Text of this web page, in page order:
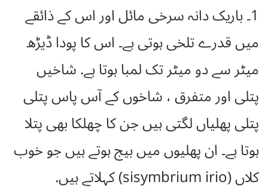
1۔ باریک دانہ سرخی مائل اور اس کے ذائقے
میں قدرے تلخی ہوتی ہے۔ اس کا پودا ڈیڑھ
میٹر سے دو میٹر تک لمبا ہوتا ہے. شاخیں
پتلی اور متفرق ، شاخوں کے آس پاس پتلی
پتلی پھلیاں لگتی ہیں جن کا چھلکا بھی پتلا
ہوتا ہے۔ ان پھلیوں میں بیج ہوتے ہیں جو خوب
کلاں (sisymbrium irio) کہلاتے ہیں.